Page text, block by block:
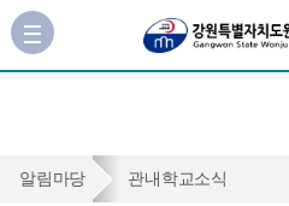
사
이
가
관알림마당 관내학교소식